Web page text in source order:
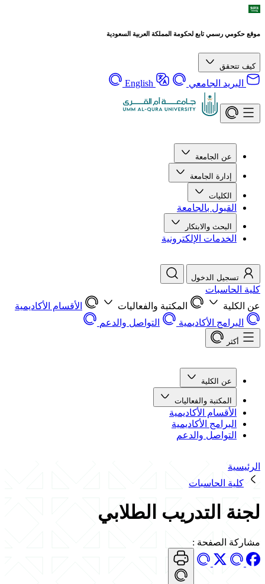
موقع حكومي رسمي تابع لحكومة المملكة العربية السعودية
كيف تتحقق
البريد الجامعي English
عن الجامعة
إدارة الجامعة
الكليات
القبول بالجامعة
البحث والابتكار
الخدمات الإلكترونية
تسجيل الدخول
كلية الحاسبات
عن الكلية
المكتبة والفعاليات
الأقسام الأكاديمية
البرامج الأكاديمية
التواصل والدعم
أكثر
عن الكلية
المكتبة والفعاليات
الأقسام الأكاديمية
البرامج الأكاديمية
التواصل والدعم
الرئيسية
كلية الحاسبات
لجنة التدريب الطلابي
مشاركة الصفحة :